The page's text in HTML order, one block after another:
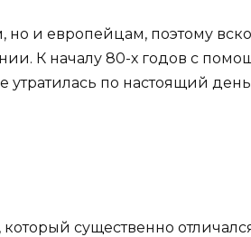
и европейцам, поэтому
К началу 80-х годов с
утратилась по настоящий
существенно